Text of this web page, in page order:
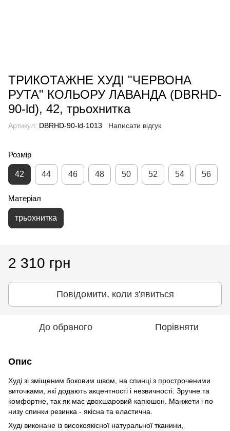
ТРИКОТАЖНЕ ХУДІ "ЧЕРВОНА
РУТА" КОЛЬОРУ ЛАВАНДА (DBRHD-
90-ld), 42, трьохнитка
Артикул: DBRHD-90-ld-1013 Написати відгук
Розмір
42 44 46 48 50 52 54 56
Матеріал
трьохнитка
2 310 грн
Повідомити, коли з'явиться
До обраного Порівняти
Опис
Худі зі зміщеним боковим швом, на спинці з простроченими
виточками, які додають акцентності і незвичності. Зручне та
комфортне, так як має двохшаровий капюшон. Манжети і по
низу спинки резинка - якісна та еластична.
Худі виконане із високоякісної натуральної тканини,